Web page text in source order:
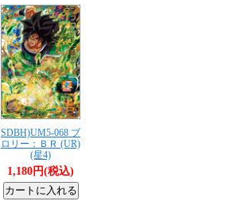
SDBH)UM5-068 ブ
ロリー：ＢＲ (UR)
(星4)
1,180円(税込)